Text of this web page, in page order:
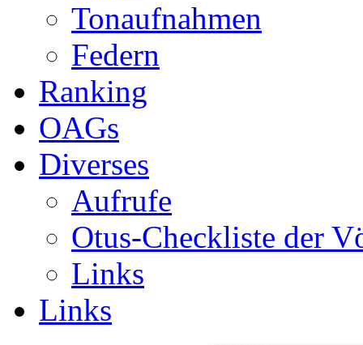
Tonaufnahmen
Federn
Ranking
OAGs
Diverses
Aufrufe
Otus-Checkliste der
Links
Links